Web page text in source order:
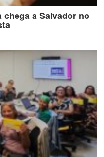
chega a Salvador no